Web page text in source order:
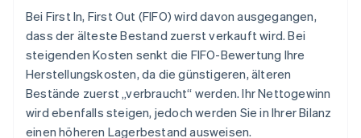
Bei First In, First Out (FIFO) wird davon ausgegangen,
dass der älteste Bestand zuerst verkauft wird. Bei
steigenden Kosten senkt die FIFO-Bewertung Ihre
Herstellungskosten, da die günstigeren, älteren
Bestände zuerst „verbraucht“ werden. Ihr Nettogewinn
wird ebenfalls steigen, jedoch werden Sie in Ihrer Bilanz
einen höheren Lagerbestand ausweisen.